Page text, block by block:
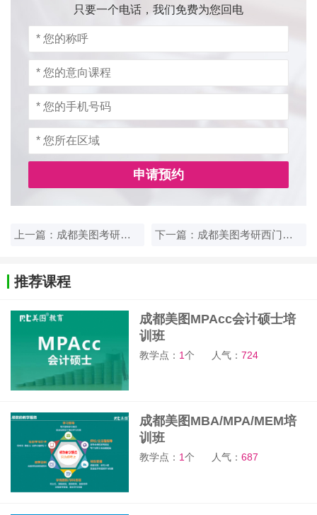
只要一个电话，我们免费为您回电
申请预约
上一篇：成都美图考研总校 下一篇：成都美图考研西门校区
推荐课程
成都美图MPAcc会计硕士培
训班
教学点： 1个 人气：724
成都美图MBA/MPA/MEM培
训班
教学点： 1个 人气：687